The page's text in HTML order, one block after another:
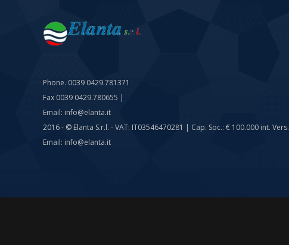
Phone. 0039 0429.781371
Fax 0039 0429.780655 |
Email: info@elanta.it
2016 - © Elanta S.r.l. - VAT: IT03546470281 | Cap. Soc.: € 100.000 int. Vers.
Email: info@elanta.it